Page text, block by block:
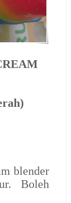
blender
Boleh